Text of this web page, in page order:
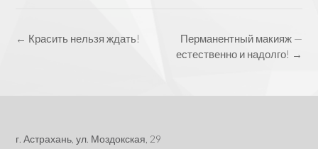
Post
Перманентный макияж —
естественно и надолго! →
← Красить нельзя ждать!
г. Астрахань, ул. Моздокская, 29